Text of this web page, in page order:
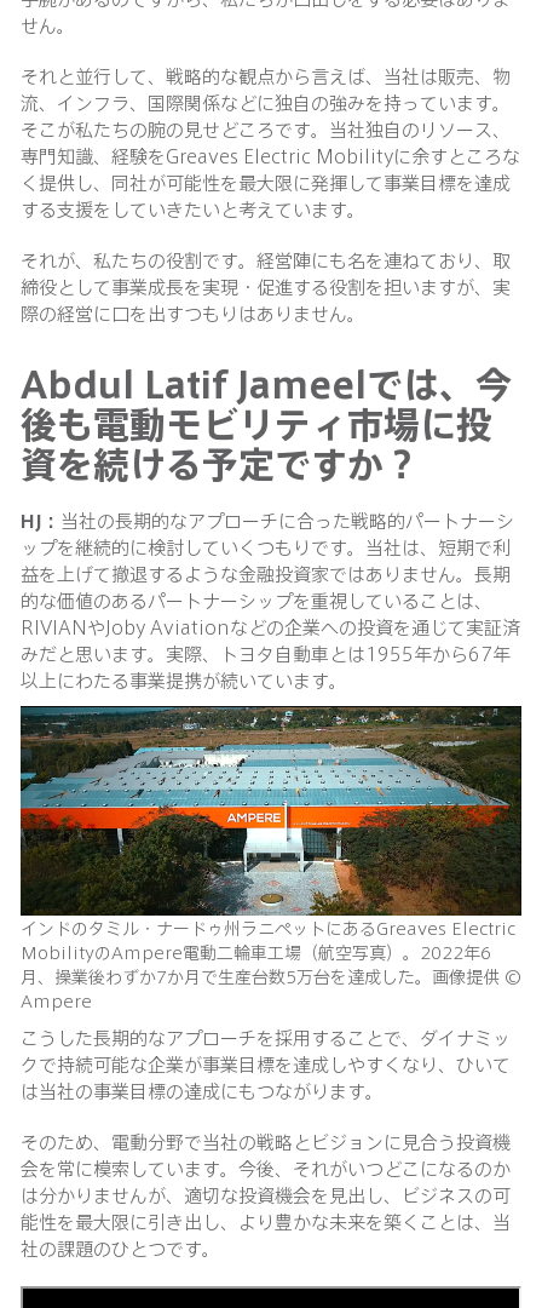
せん。
それと並行して、戦略的な観点から言えば、当社は販売、物
流、インフラ、国際関係などに独自の強みを持っています。
そこが私たちの腕の見せどころです。当社独自のリソース、
専門知識、経験をGreaves Electric Mobilityに余すところな
く提供し、同社が可能性を最大限に発揮して事業目標を達成
する支援をしていきたいと考えています。
それが、私たちの役割です。経営陣にも名を連ねており、取
締役として事業成長を実現・促進する役割を担いますが、実
際の経営に口を出すつもりはありません。
Abdul Latif Jameelでは、今
後も電動モビリティ市場に投
資を続ける予定ですか？
HJ： 当社の長期的なアプローチに合った戦略的パートナーシ
ップを継続的に検討していくつもりです。当社は、短期で利
益を上げて撤退するような金融投資家ではありません。長期
的な価値のあるパートナーシップを重視していることは、
RIVIANやJoby Aviationなどの企業への投資を通じて実証済
みだと思います。実際、トヨタ自動車とは1955年から67年
以上にわたる事業提携が続いています。
インドのタミル・ナードゥ州ラニペットにあるGreaves Electric
MobilityのAmpere電動二輪車工場（航空写真）。2022年6
月、操業後わずか7か月で生産台数5万台を達成した。画像提供 ©
Ampere
こうした長期的なアプローチを採用することで、ダイナミッ
クで持続可能な企業が事業目標を達成しやすくなり、ひいて
は当社の事業目標の達成にもつながります。
そのため、電動分野で当社の戦略とビジョンに見合う投資機
会を常に模索しています。今後、それがいつどこになるのか
は分かりませんが、適切な投資機会を見出し、ビジネスの可
能性を最大限に引き出し、より豊かな未来を築くことは、当
社の課題のひとつです。